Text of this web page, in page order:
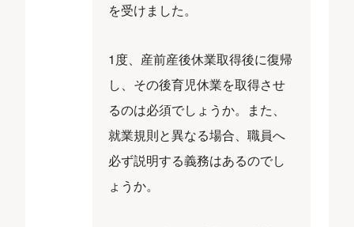
を受けました。
1度、産前産後休業取得後に復帰
し、その後育児休業を取得させ
るのは必須でしょうか。また、
就業規則と異なる場合、職員へ
必ず説明する義務はあるのでし
ょうか。